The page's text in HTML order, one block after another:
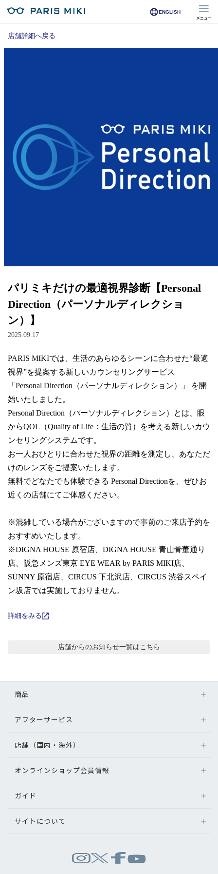
ENGLISH
メニュー
マイページ
店舗を探す
店舗検索/来店予約
商品を探す
サングラス
補聴器
コンタクトレンズ
グッズ・小物
ブランドを探す
ブランド一覧
コンテンツを探す
スタッフコンテンツ
スタッフコンテンツ一覧
コーディネート
レビュー
ブログ
お知らせ
目のまめちしき
採用情報
店舗詳細へ戻る
パリミキだけの最適視界診断【Personal
Direction（パーソナルディレクショ
ン）】
2025.09.17
PARIS MIKIでは、生活のあらゆるシーンに合わせた“最適
視界”を提案する新しいカウンセリングサービス
「Personal Direction（パーソナルディレクション）」 を開
始いたしました。
Personal Direction（パーソナルディレクション）とは、眼
からQOL（Quality of Life：生活の質）を考える新しいカウ
ンセリングシステムです。
お一人おひとりに合わせた視界の距離を測定し、あなただ
けのレンズをご提案いたします。
無料でどなたでも体験できる Personal Directionを、ぜひお
近くの店舗にてご体感ください。
※混雑している場合がございますので事前のご来店予約を
おすすめいたします。
※DIGNA HOUSE 原宿店、DIGNA HOUSE 青山骨董通り
店、阪急メンズ東京 EYE WEAR by PARIS MIKI店、
SUNNY 原宿店、CIRCUS 下北沢店、CIRCUS 渋谷スペイ
ン坂店では実施しておりません。
詳細をみる
店舗からのお知らせ一覧はこちら
商品
メガネ
サングラス
補聴器
グッズ・小物
アフターサービス
アフターサービス
メガネの不具合、修理について
補聴器に関するアフターサービス
店舗（国内・海外）
店舗検索
オンラインショップ会員情報
ログイン
ガイド
オンラインショップご利用ガイド
サイトについて